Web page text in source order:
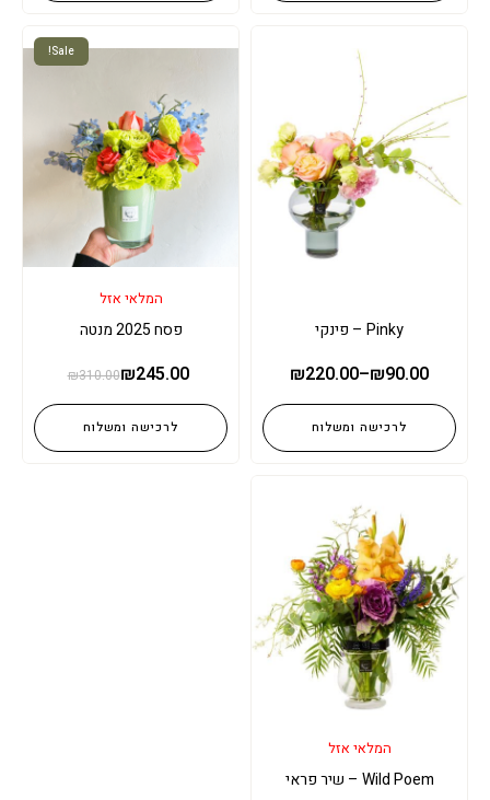
Pinky – פינקי
₪90.00
–
₪220.00
לרכישה ומשלוח
Sale!
המלאי אזל
פסח 2025 מנטה
₪310.00₪245.00
לרכישה ומשלוח
המלאי אזל
Wild Poem – שיר פראי